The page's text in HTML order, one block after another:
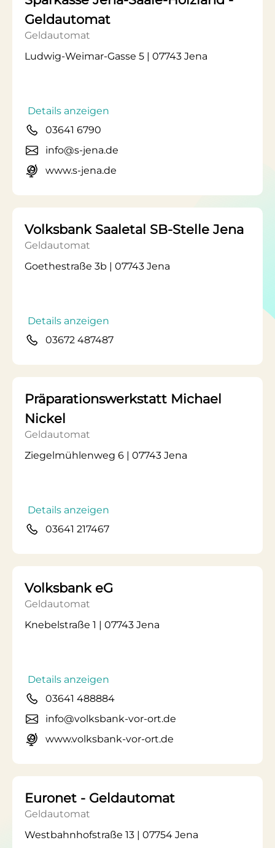
Geldautomat
Geldautomat
Ludwig-Weimar-Gasse 5 | 07743 Jena
Details anzeigen
03641 6790
info@s-jena.de
www.s-jena.de
Volksbank Saaletal SB-Stelle Jena
Geldautomat
Goethestraße 3b | 07743 Jena
Details anzeigen
03672 487487
Präparationswerkstatt Michael
Nickel
Geldautomat
Ziegelmühlenweg 6 | 07743 Jena
Details anzeigen
03641 217467
Volksbank eG
Geldautomat
Knebelstraße 1 | 07743 Jena
Details anzeigen
03641 488884
info@volksbank-vor-ort.de
www.volksbank-vor-ort.de
Euronet - Geldautomat
Geldautomat
Westbahnhofstraße 13 | 07754 Jena